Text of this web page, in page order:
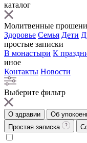
каталог
Молитвенные
Здоровье Семья Дети
простые записки
В монастыри К
иное
Контакты Новости
Выберите фильтр
О здравии
Об
Простая записка